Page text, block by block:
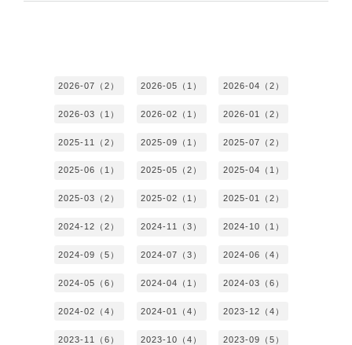
2026-07（2） 2026-05（1） 2026-04（2）
2026-03（1） 2026-02（1） 2026-01（2）
2025-11（2） 2025-09（1） 2025-07（2）
2025-06（1） 2025-05（2） 2025-04（1）
2025-03（2） 2025-02（1） 2025-01（2）
2024-12（2） 2024-11（3） 2024-10（1）
2024-09（5） 2024-07（3） 2024-06（4）
2024-05（6） 2024-04（1） 2024-03（6）
2024-02（4） 2024-01（4） 2023-12（4）
2023-11（6） 2023-10（4） 2023-09（5）